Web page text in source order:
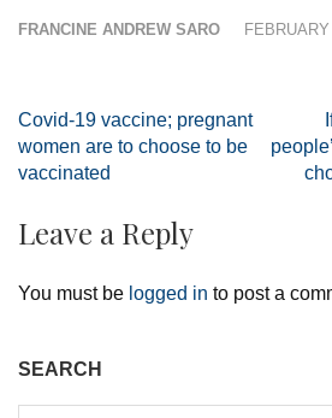
FRANCINE ANDREW SARO
Post
navigation
Covid-19 vaccine; pregnant
women are to choose to be
vaccinated
Leave a Reply
You must be logged in to post a
SEARCH